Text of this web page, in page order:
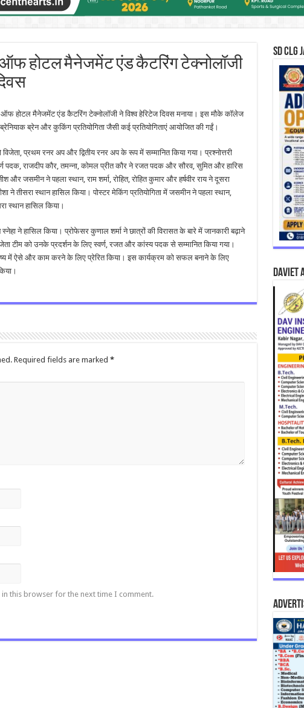
होटल मैनेजमेंट एंड कैटरिंग टेक्नोलॉजी
होटल मैनेजमेंट एंड कैटरिंग टेक्नोलॉजी ने विश्व हेरिटेज दिवस मनाया। इस मौके कॉलेज
ब्रेन और कुकिंग प्रतियोगिता जैसी कई प्रतियोगिताएं आयोजित की गईं।
प्रथम रनर अप और द्वितीय रनर अप के रूप में सम्मानित किया गया। प्रश्नोत्तरी
पदक, राजदीप कौर, तमन्ना, कोमल प्रीत कौर ने रजत पदक और सौरव, सुमित और हारिस
जसमीन ने पहला स्थान, राम शर्मा, रोहित, रोहित कुमार और हर्षवीर राय ने दूसरा
ने तीसरा स्थान हासिल किया। पोस्टर मेकिंग प्रतियोगिता में जसमीन ने पहला स्थान,
स्थान हासिल किया।
ने हासिल किया। प्रोफेसर कुणाल शर्मा ने छात्रों की विरासत के बारे में जानकारी बढ़ाने
टीम को उनके प्रदर्शन के लिए स्वर्ण, रजत और कांस्य पदक से सम्मानित किया गया।
में ऐसे और काम करने के लिए प्रेरित किया। इस कार्यक्रम को सफल बनाने के लिए
Required fields are marked *
in this browser for the next time I comment.
SD CLG
DAVIET